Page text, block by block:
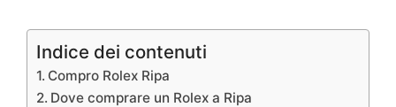
Indice dei contenuti
Compro Rolex Ripa
Dove comprare un Rolex a Ripa